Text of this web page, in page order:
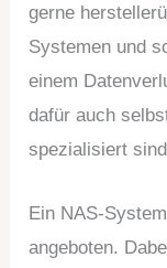
gerne
Systemen und
einem
dafür auch
spezialisiert
Ein NAS-
angeboten.